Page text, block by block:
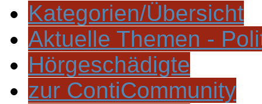
Kategorien/Übersicht
Aktuelle Themen -
Hörgeschädigte
zur ContiCommunity